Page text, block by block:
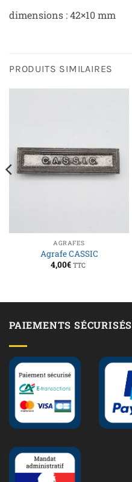
dimensions : 42×10 mm
PRODUITS SIMILAIRES
AGRAFES
Agrafe CASSIC
4,00€ TTC
PAIEMENTS SÉCURISÉS